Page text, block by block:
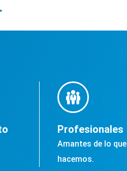
Profesionales
Amantes de lo que
hacemos.